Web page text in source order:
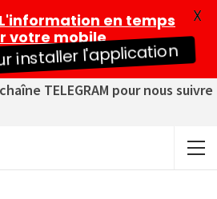
TELEGRAM pour nous suivre
en temps
votre mobile
installer l'application
X